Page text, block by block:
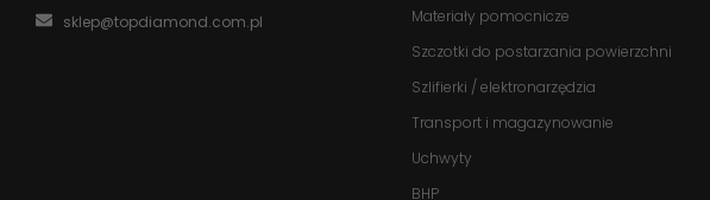
sklep@topdiamond.com.pl
Materiały pomocnicze
Szczotki do postarzania powierzchni
Szlifierki / elektronarzędzia
Transport i magazynowanie
Uchwyty
BHP